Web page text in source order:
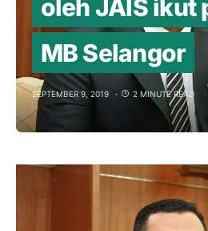
oleh JAIS ikut
MB Selangor
SEPTEMBER 9, 2019 2 MINUTE READ